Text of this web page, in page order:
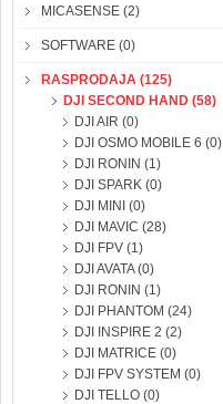
MICASENSE (2)
SOFTWARE (0)
RASPRODAJA (125)
DJI SECOND HAND (58)
DJI AIR (0)
DJI OSMO MOBILE 6 (0)
DJI RONIN (1)
DJI SPARK (0)
DJI MINI (0)
DJI MAVIC (28)
DJI FPV (1)
DJI AVATA (0)
DJI RONIN (1)
DJI PHANTOM (24)
DJI INSPIRE 2 (2)
DJI MATRICE (0)
DJI FPV SYSTEM (0)
DJI TELLO (0)